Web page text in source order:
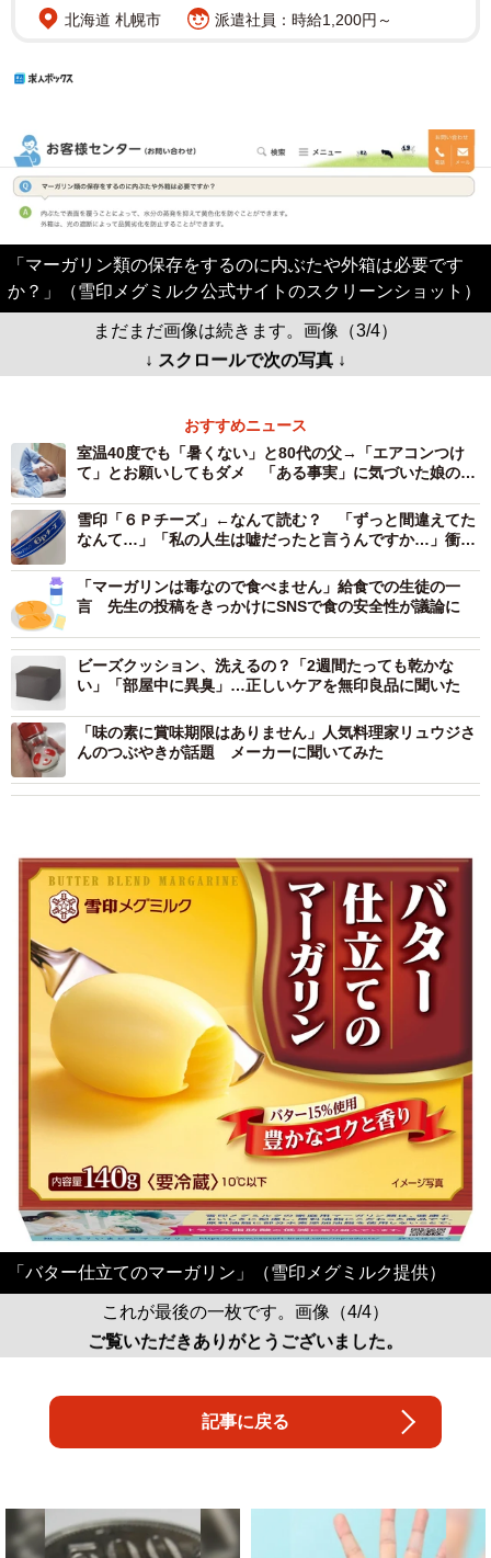
北海道 札幌市
派遣社員：時給1,200円～
「マーガリン類の保存をするのに内ぶたや外箱は必要です
か？」（雪印メグミルク公式サイトのスクリーンショット）
まだまだ画像は続きます。画像（3/4）
↓ スクロールで次の写真 ↓
おすすめニュース
室温40度でも「暑くない」と80代の父→「エアコンつけ
て」とお願いしてもダメ 「ある事実」に気づいた娘の熱
雪印「６Ｐチーズ」←なんて読む？ 「ずっと間違えてた
なんて…」「私の人生は嘘だったと言うんですか…」衝撃
「マーガリンは毒なので食べません」給食での生徒の一
言 先生の投稿をきっかけにSNSで食の安全性が議論に
ビーズクッション、洗えるの？「2週間たっても乾かな
い」「部屋中に異臭」…正しいケアを無印良品に聞いた
「味の素に賞味期限はありません」人気料理家リュウジさ
んのつぶやきが話題 メーカーに聞いてみた
「バター仕立てのマーガリン」（雪印メグミルク提供）
これが最後の一枚です。画像（4/4）
ご覧いただきありがとうございました。
記事に戻る